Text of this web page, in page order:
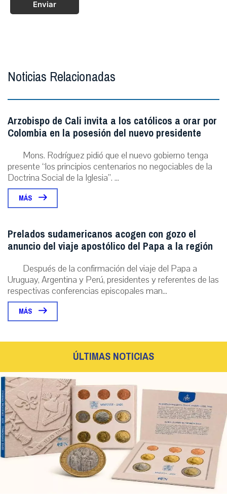
Enviar
Noticias Relacionadas
Arzobispo de Cali invita a los católicos a orar por
Colombia en la posesión del nuevo presidente
Mons. Rodríguez pidió que el nuevo gobierno tenga
presente “los principios centenarios no negociables de la
Doctrina Social de la Iglesia”. ...
MÁS
Prelados sudamericanos acogen con gozo el
anuncio del viaje apostólico del Papa a la región
Después de la confirmación del viaje del Papa a
Uruguay, Argentina y Perú, presidentes y referentes de las
respectivas conferencias episcopales man...
MÁS
ÚLTIMAS NOTICIAS